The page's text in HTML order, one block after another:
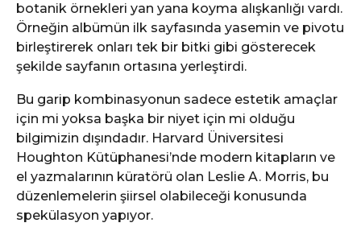
botanik örnekleri yan yana koyma alışkanlığı vardı.
Örneğin albümün ilk sayfasında yasemin ve pivotu
birleştirerek onları tek bir bitki gibi gösterecek
şekilde sayfanın ortasına yerleştirdi.
Bu garip kombinasyonun sadece estetik amaçlar
için mi yoksa başka bir niyet için mi olduğu
bilgimizin dışındadır. Harvard Üniversitesi
Houghton Kütüphanesi’nde modern kitapların ve
el yazmalarının küratörü olan Leslie A. Morris, bu
düzenlemelerin şiirsel olabileceği konusunda
spekülasyon yapıyor.